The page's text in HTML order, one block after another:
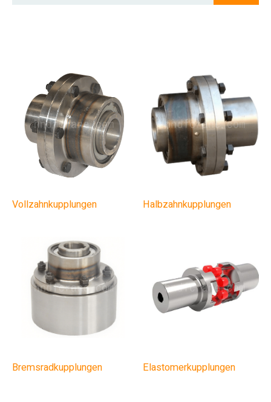
Vollzahnkupplungen Halbzahnkupplungen
Bremsradkupplungen Elastomerkupplungen